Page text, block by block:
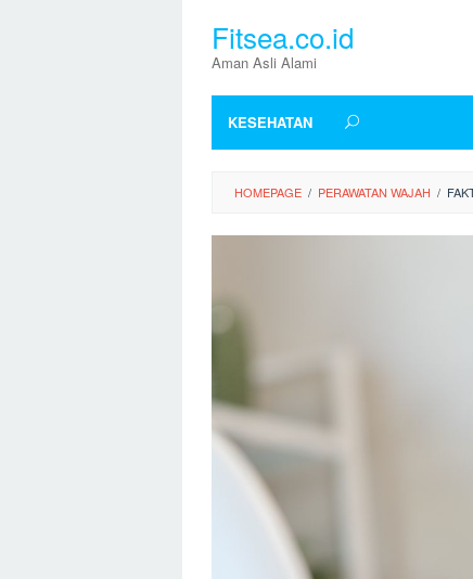
contentFitsea.co.id
Aman Asli Alami
KESEHATAN
HOMEPAGE / PERAWATAN WAJAH /